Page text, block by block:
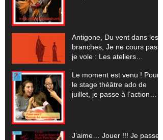
Antigone, Du vent dans les
branches, Je ne cours pas
je vole : Les ateliers
Le moment est venu ! Pour
le stage théâtre ado de
juillet, je passe à l’action…
J’aime… Jouer !!! Je passe